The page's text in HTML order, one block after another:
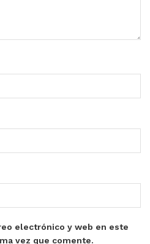
electrónico y web en este
vez que comente.